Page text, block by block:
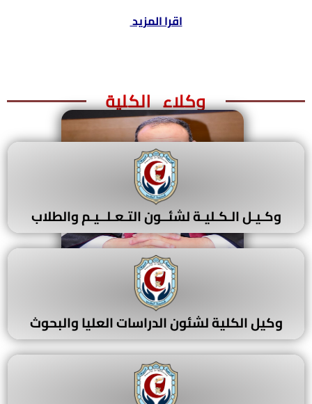
اقرا المزيد
أ. د /محمد نصر الدين ثابت حمدون
وكلاء الكلية
وكـيـل الـكـليـة لشئــون التـعـلــيـم والطلاب
وكيل الكلية لشئون الدراسات العليا والبحوث